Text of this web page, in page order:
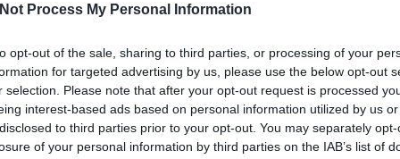
Process My Personal Information
opt-out of the sale, sharing to third parties, or processing of your
for targeted advertising by us, please use the below opt-out
selection. Please note that after your opt-out request is processed
interest-based ads based on personal information utilized by us
to third parties prior to your opt-out. You may separately
of your personal information by third parties on the IAB’s list of
még talán Paul Thomas Anderson teremtette
kisebb-nagyobb lelkesedéssel hasonló
szóló drámából sajnos pont a különleges és
ellenére azonban mindenképpen egy minőségi